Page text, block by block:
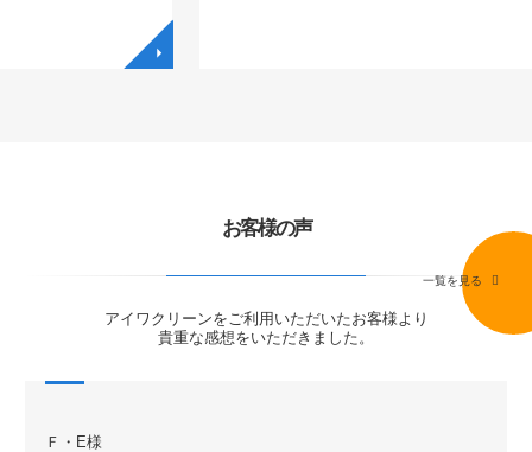
お客様の声
アイワクリーンをご利用いただいたお客様より
貴重な感想をいただきました。
一覧を見る
Ｆ・E様